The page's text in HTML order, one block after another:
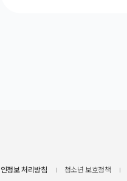
정보 처리방침 청소년 보호정책